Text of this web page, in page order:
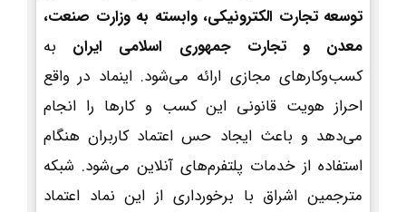
توسعه تجارت الکترونیکی، وابسته به وزارت صنعت،
معدن و تجارت جمهوری اسلامی ایران به
کسب‌وکارهای مجازی ارائه می‌شود. اینماد در واقع
احراز هویت قانونی این کسب و کارها را انجام
می‌دهد و باعث ایجاد حس اعتماد کاربران هنگام
استفاده از خدمات پلتفرم‌های آنلاین می‌شود. شبکه
مترجمین اشراق با برخورداری از این نماد اعتماد